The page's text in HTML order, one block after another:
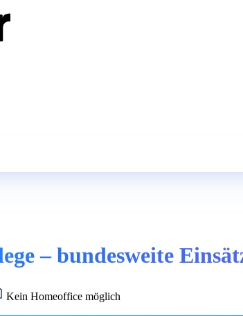
– bundesweite
Kein Homeoffice möglich